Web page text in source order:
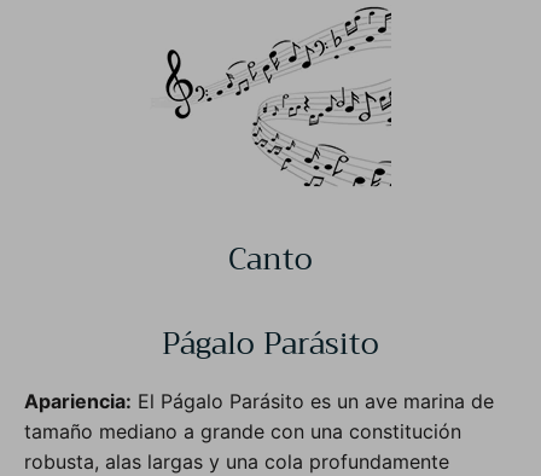
Canto
Págalo Parásito
Apariencia: El Págalo Parásito es un ave marina de
tamaño mediano a grande con una constitución
robusta, alas largas y una cola profundamente